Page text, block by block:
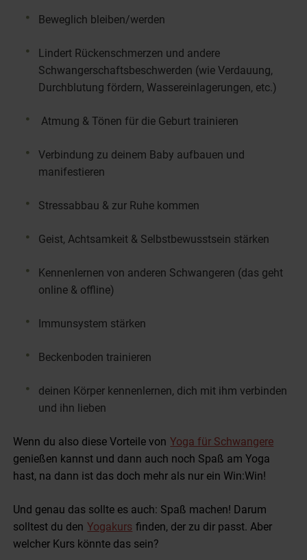
Beweglich bleiben/werden
Lindert Rückenschmerzen und andere
Schwangerschaftsbeschwerden (wie Verdauung,
Durchblutung fördern, Wassereinlagerungen, etc.)
Atmung & Tönen für die Geburt trainieren
Verbindung zu deinem Baby aufbauen und
manifestieren
Stressabbau & zur Ruhe kommen
Geist, Achtsamkeit & Selbstbewusstsein stärken
Kennenlernen von anderen Schwangeren (das geht
online & offline)
Immunsystem stärken
Beckenboden trainieren
deinen Körper kennenlernen, dich mit ihm verbinden
und ihn lieben
Wenn du also diese Vorteile von Yoga für Schwangere
genießen kannst und dann auch noch Spaß am Yoga
hast, na dann ist das doch mehr als nur ein Win:Win!
Und genau das sollte es auch: Spaß machen! Darum
solltest du den Yogakurs finden, der zu dir passt. Aber
welcher Kurs könnte das sein?